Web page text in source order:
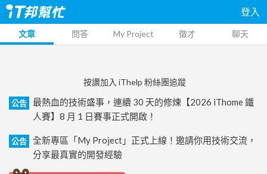
登入
文章 問答 My Project 徵才 聊天
按讚加入 iThelp 粉絲團追蹤
公告
最熱血的技術盛事，連續 30 天的修煉【2026 iThome 鐵
人賽】8 月 1 日賽事正式開啟！
公告
全新專區「My Project」正式上線！邀請你用技術交流，
分享最真實的開發經驗